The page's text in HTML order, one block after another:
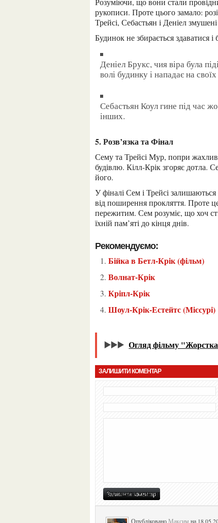
рукописи. Проте цього замало:
Трейсі, Себастьян і Деніел
Будинок не збирається здаватися
Деніел Брукс, чия віра була підірвана сутністю, повністю втрачає розум, підкоряється
волі будинку і нападає на
Себастьян Коул гине під час жорстокого протистояння, пожертвувавши собою заради
інших.
5. Розв’язка та Фінал
Сему та Трейсі Мур, попри жахливі фізичні та психологічні травми, вдається підпалити
будівлю. Кілл-Крік згоряє дотла.
його.
У фіналі Сем і Трейсі залишаються живими. Вони позбулися впливу будинку і врятували світ
від поширення прокляття. Проте
пережитим. Сем розуміє, що хоч
їхній пам’яті до кінця днів.
Рекомендуємо:
Бійка в Бетл-Крік (фільм)
Волнат-Крік
Кріпл-Крік
Шоул-Крік-Естейтс (Міссурі)
▶️▶️▶️ Огляд фільму
ЗАЛИШИТИ КОМЕНТАР
Опубліковано Максим на 18 05